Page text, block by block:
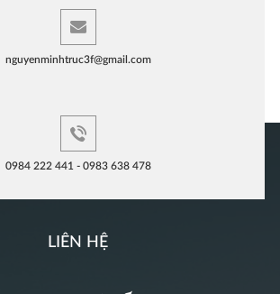
nguyenminhtruc3f@gmail.com
0984 222 441 - 0983 638 478
LIÊN HỆ